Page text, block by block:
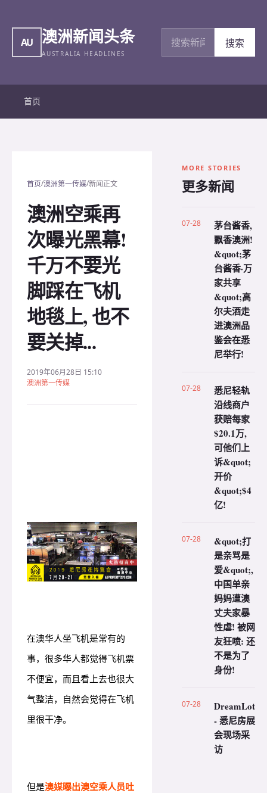
AU 澳洲新闻头条
AUSTRALIA HEADLINES
搜索新闻
搜索
首页
首页/澳洲第一传媒/新闻正文
澳洲空乘再
次曝光黑幕!
千万不要光
脚踩在飞机
地毯上, 也不
要关掉...
2019年06月28日 15:10
澳洲第一传媒
在澳华人坐飞机是常有的
事，很多华人都觉得飞机票
不便宜，而且看上去也很大
气整洁，自然会觉得在飞机
里很干净。
但是澳媒曝出澳空乘人员吐
MORE STORIES
更多新闻
07-28
茅台酱香,
飘香澳洲!
&quot;茅
台酱香·万
家共享
&quot;高
尔夫酒走
进澳洲品
鉴会在悉
尼举行!
07-28
悉尼轻轨
沿线商户
获赔每家
$20.1万,
可他们上
诉&quot;
开价
&quot;$4
亿!
07-28
&quot;打
是亲骂是
爱&quot;,
中国单亲
妈妈遭澳
丈夫家暴
性虐! 被网
友狂喷: 还
不是为了
身份!
07-28
DreamLot
- 悉尼房展
会现场采
访